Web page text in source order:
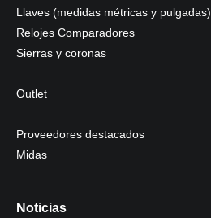
Llaves (medidas métricas y pulgadas)
Relojes Comparadores
Sierras y coronas
Outlet
Proveedores destacados
Midas
Noticias